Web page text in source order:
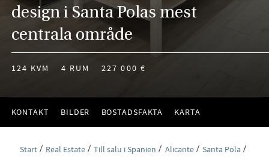
design i Santa Polas mest
centrala område
124 KVM 4 RUM 227 000 €
KONTAKT BILDER BOSTADSFAKTA KARTA
Start Real Estate Till salu i Spanien Alicante
Santa Pola